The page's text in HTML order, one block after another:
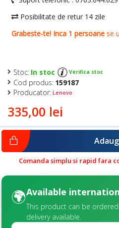
335,00 lei
Stoc: In stoc Verifica stoc
Cod produs: 159187
Producator: Lenovo
Comanda simplu si rapid fara
🌍Available
This product can be
delivery available.